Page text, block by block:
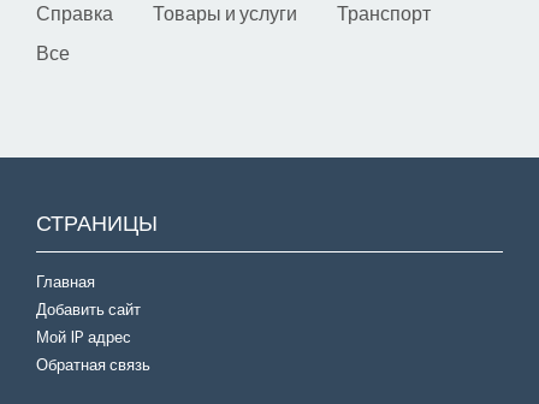
Справка
Товары и услуги
Транспорт
Все
СТРАНИЦЫ
Главная
Добавить сайт
Мой IP адрес
Обратная связь